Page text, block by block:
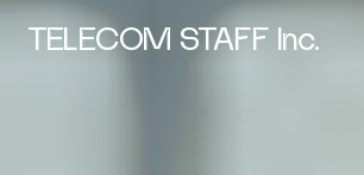
TELECOM STAFF Inc.